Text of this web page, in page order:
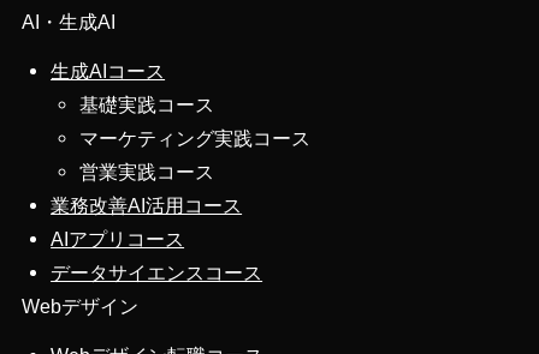
AI・生成AI
生成AIコース
基礎実践コース
マーケティング実践コース
営業実践コース
業務改善AI活用コース
AIアプリコース
データサイエンスコース
Webデザイン